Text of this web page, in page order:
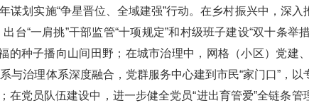
谋划实施“争星晋位、全域建强”行动。在乡村振兴中，深入
台“一肩挑”干部监管“十项规定”和村级班子建设“双十条举
的种子播向山间田野；在城市治理中，网格（小区）党建
与治理体系深度融合，党群服务中心建到市民“家门口”，以
党员队伍建设中，进一步健全党员“进出育管爱”全链条管